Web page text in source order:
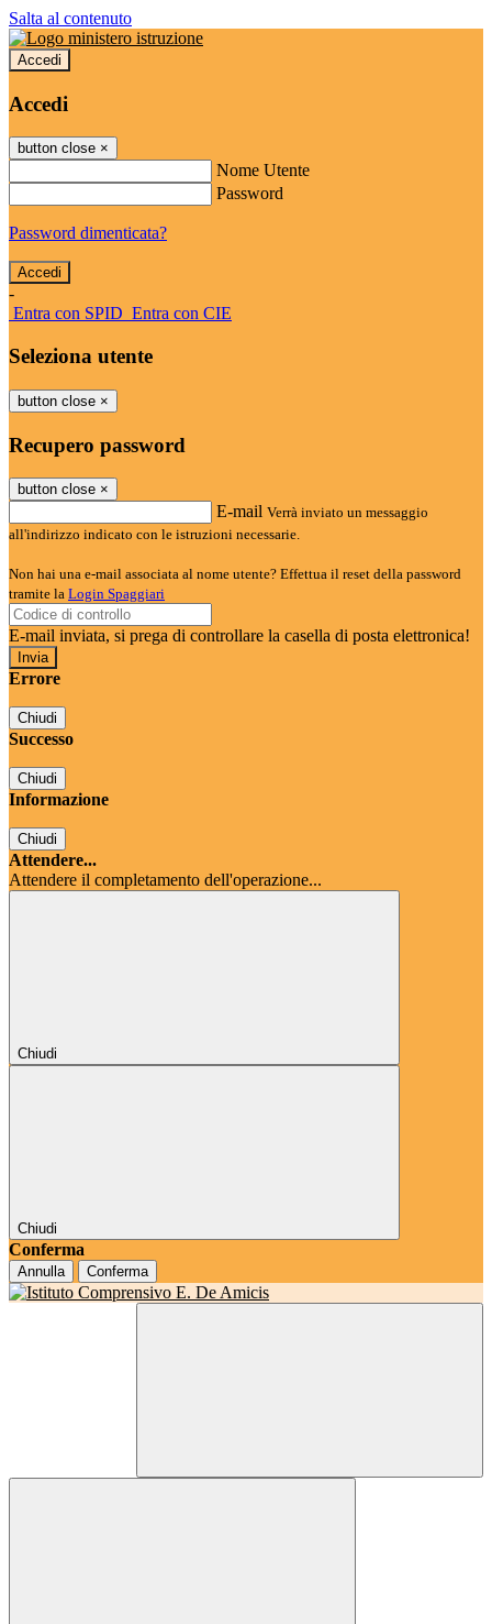
Salta al contenuto
Accedi
Accedi
button close ×
Nome Utente
Password
Password dimenticata?
-
Entra con SPID Entra con CIE
Seleziona utente
button close ×
Recupero password
button close ×
E-mail Verrà inviato un messaggio
all'indirizzo indicato con le istruzioni necessarie.
Non hai una e-mail associata al nome utente? Effettua il reset della password
tramite la Login Spaggiari
E-mail inviata, si prega di controllare la casella di posta elettronica!
Errore
Chiudi
Successo
Chiudi
Informazione
Chiudi
Attendere...
Attendere il completamento dell'operazione...
Chiudi
Chiudi
Conferma
Annulla Conferma